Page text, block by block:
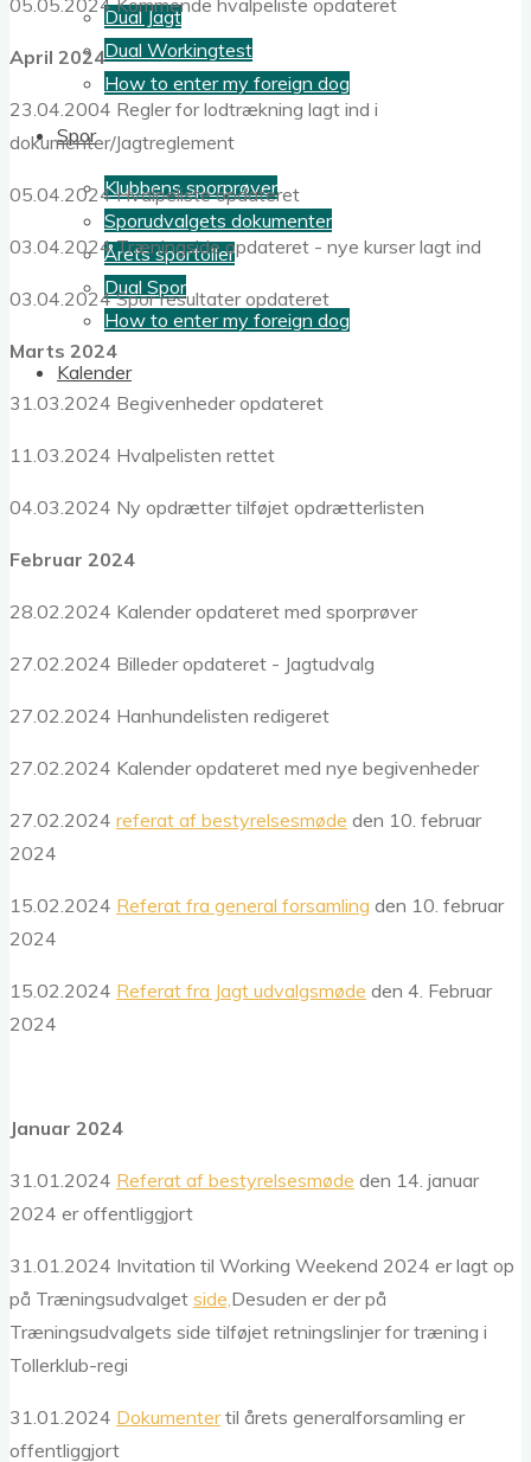
Dual Jagt
Dual Workingtest
How to enter my foreign dog
Spor
Klubbens sporprøver
Sporudvalgets dokumenter
Årets sportoller
Dual Spor
How to enter my foreign dog
Kalender
05.05.2024 Kommende hvalpeliste opdateret
April 2024
23.04.2004 Regler for lodtrækning lagt ind i
dokumenter/Jagtreglement
05.04.2024 Hvalpeliste opdateret
03.04.2024 Træningside opdateret - nye kurser lagt ind
03.04.2024 Spor resultater opdateret
Marts 2024
31.03.2024 Begivenheder opdateret
11.03.2024 Hvalpelisten rettet
04.03.2024 Ny opdrætter tilføjet opdrætterlisten
Februar 2024
28.02.2024 Kalender opdateret med sporprøver
27.02.2024 Billeder opdateret - Jagtudvalg
27.02.2024 Hanhundelisten redigeret
27.02.2024 Kalender opdateret med nye begivenheder
27.02.2024 referat af bestyrelsesmøde den 10. februar
2024
15.02.2024 Referat fra general forsamling den 10. februar
2024
15.02.2024 Referat fra Jagt udvalgsmøde den 4. Februar
2024
Januar 2024
31.01.2024 Referat af bestyrelsesmøde den 14. januar
2024 er offentliggjort
31.01.2024 Invitation til Working Weekend 2024 er lagt op
på Træningsudvalget side,Desuden er der på
Træningsudvalgets side tilføjet retningslinjer for træning i
Tollerklub-regi
31.01.2024 Dokumentertil årets generalforsamling er
offentliggjort